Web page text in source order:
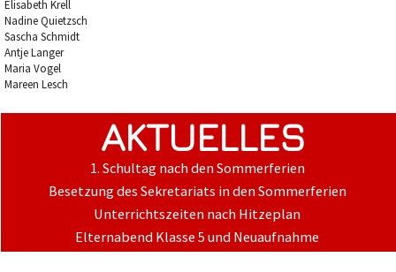
Elisabeth Krell
Nadine Quietzsch
Sascha Schmidt
Antje Langer
Maria Vogel
Mareen Lesch
AKTUELLES
1. Schultag nach den Sommerferien
Besetzung des Sekretariats in den Sommerferien
Unterrichtszeiten nach Hitzeplan
Elternabend Klasse 5 und Neuaufnahme